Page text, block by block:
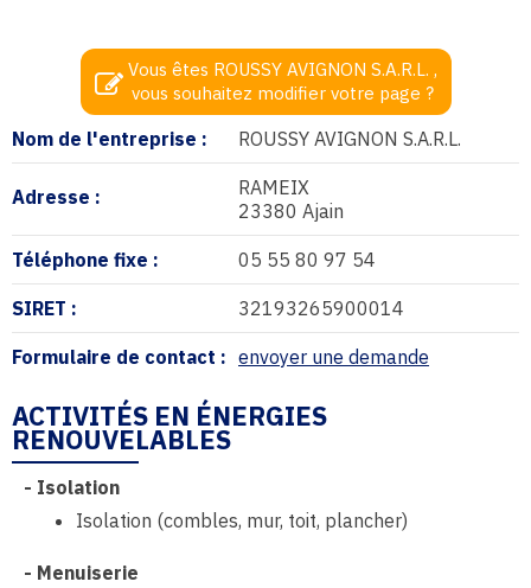
Nom de l'entreprise : ROUSSY AVIGNON S.A.R.L.
Adresse :
RAMEIX
23380 Ajain
Téléphone fixe : 05 55 80 97 54
SIRET : 32193265900014
Formulaire de contact : envoyer une demande
Vous êtes ROUSSY AVIGNON S.A.R.L. ,
vous souhaitez modifier votre page ?
ACTIVITÉS EN ÉNERGIES
RENOUVELABLES
- Isolation
Isolation (combles, mur, toit, plancher)
- Menuiserie